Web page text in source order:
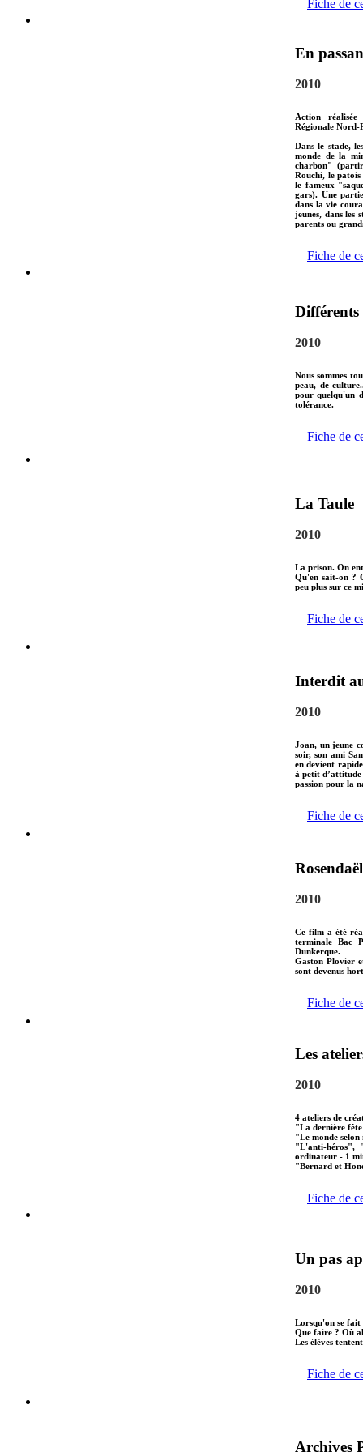
Fiche de
En
2010
Action
Régionale Nord-
Dans le stade,
monde de la
charbon"
Rouchi, le patois
le fameux
gars). Une
dans la vie
jeunes, dans les
parents ou
Fiche de
Différents
2010
Nous sommes
peau, de
pour quelqu'un
tolérance.
Fiche de
La Taule
2010
La prison. On
Qu'en sait-on ?
peu plus sur ce
Fiche de
Interdit
2010
Joan, un jeune
soir, son ami
en devient
à petit d’attitude
passion pour la
Fiche de
2010
Ce film a été
terminale Bac
Dunkerque.
Gaston Plovier
sont devenus
Fiche de
Les
2010
4 ateliers de
"La dernière
"Le monde
"L'anti-héros",
ordinateur - 1
"Bernard et
Fiche de
Un pas
2010
Lorsqu'on se fait
Que faire ? Où
Les élèves
Fiche de
Archives